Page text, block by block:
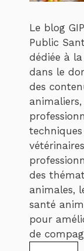
Le blog
Public
dédiée à
dans le
des
des
animales,
santé
pour
de